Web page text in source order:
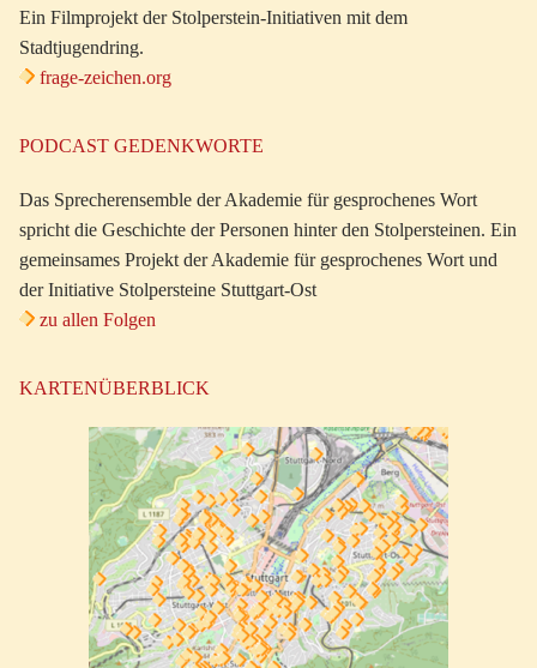
Ein Filmprojekt der Stolperstein-Initiativen mit dem
Stadtjugendring.
frage-zeichen.org
PODCAST GEDENKWORTE
Das Sprecherensemble der Akademie für gesprochenes Wort
spricht die Geschichte der Personen hinter den Stolpersteinen. Ein
gemeinsames Projekt der Akademie für gesprochenes Wort und
der Initiative Stolpersteine Stuttgart-Ost
zu allen Folgen
KARTENÜBERBLICK